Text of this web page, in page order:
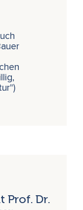
Prof. Dr.